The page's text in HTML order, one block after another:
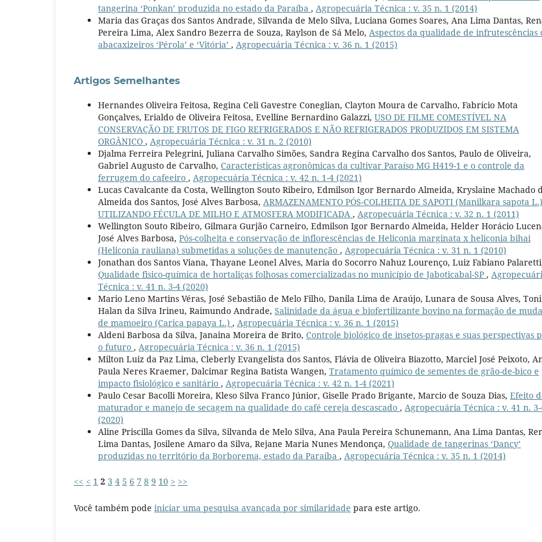
tangerina ‘Ponkan’ produzida no estado da Paraíba , Agropecuária Técnica : v. 35 n. 1 (2014)
Maria das Graças dos Santos Andrade, Silvanda de Melo Silva, Luciana Gomes Soares, Ana Lima Dantas,
Pereira Lima, Alex Sandro Bezerra de Souza, Raylson de Sá Melo, Aspectos da qualidade de infrutescências
abacaxizeiros ‘Pérola’ e ‘Vitória’ , Agropecuária Técnica : v. 36 n. 1 (2015)
Artigos Semelhantes
Hernandes Oliveira Feitosa, Regina Celi Gavestre Coneglian, Clayton Moura de Carvalho, Fabrício Mota
Gonçalves, Erialdo de Oliveira Feitosa, Evelline Bernardino Galazzi, USO DE FILME COMESTÍVEL NA
CONSERVAÇÃO DE FRUTOS DE FIGO REFRIGERADOS E NÃO REFRIGERADOS PRODUZIDOS EM SISTEMA
ORGÂNICO , Agropecuária Técnica : v. 31 n. 2 (2010)
Djalma Ferreira Pelegrini, Juliana Carvalho Simões, Sandra Regina Carvalho dos Santos, Paulo de Oliveira,
Gabriel Augusto de Carvalho, Características agronômicas da cultivar Paraíso MG H419-1 e o controle da
ferrugem do cafeeiro , Agropecuária Técnica : v. 42 n. 1-4 (2021)
Lucas Cavalcante da Costa, Wellington Souto Ribeiro, Edmilson Igor Bernardo Almeida, Kryslaine Machado
Almeida dos Santos, José Alves Barbosa, ARMAZENAMENTO PÓS-COLHEITA DE SAPOTI (Manilkara sapota L.)
UTILIZANDO FÉCULA DE MILHO E ATMOSFERA MODIFICADA , Agropecuária Técnica : v. 32 n. 1 (2011)
Wellington Souto Ribeiro, Gilmara Gurjão Carneiro, Edmilson Igor Bernardo Almeida, Helder Horácio
José Alves Barbosa, Pós-colheita e conservação de inflorescências de Heliconia marginata x heliconia bihai
(Heliconia rauliana) submetidas a soluções de manutenção , Agropecuária Técnica : v. 31 n. 1 (2010)
Jonathan dos Santos Viana, Thayane Leonel Alves, Maria do Socorro Nahuz Lourenço, Luiz Fabiano
Qualidade fisico-química de hortaliças folhosas comercializadas no município de Jaboticabal-SP ,
Técnica : v. 41 n. 3-4 (2020)
Mario Leno Martins Véras, José Sebastião de Melo Filho, Danila Lima de Araújo, Lunara de Sousa Alves, Toni
Halan da Silva Irineu, Raimundo Andrade, Salinidade da água e biofertilizante bovino na formação de
de mamoeiro (Carica papaya L.) , Agropecuária Técnica : v. 36 n. 1 (2015)
Aldeni Barbosa da Silva, Janaina Moreira de Brito, Controle biológico de insetos-pragas e suas perspectivas
o futuro , Agropecuária Técnica : v. 36 n. 1 (2015)
Milton Luiz da Paz Lima, Cleberly Evangelista dos Santos, Flávia de Oliveira Biazotto, Marciel José Peixoto,
Paula Neres Kraemer, Dalcimar Regina Batista Wangen, Tratamento químico de sementes de grão-de-bico e
impacto fisiológico e sanitário , Agropecuária Técnica : v. 42 n. 1-4 (2021)
Paulo Cesar Bacolli Moreira, Kleso Silva Franco Júnior, Giselle Prado Brigante, Marcio de Souza Dias, Efeito
maturador e manejo de secagem na qualidade do café cereja descascado , Agropecuária Técnica : v. 41 n.
(2020)
Aline Priscilla Gomes da Silva, Silvanda de Melo Silva, Ana Paula Pereira Schunemann, Ana Lima Dantas,
Lima Dantas, Josilene Amaro da Silva, Rejane Maria Nunes Mendonça, Qualidade de tangerinas ‘Dancy’
produzidas no território da Borborema, estado da Paraíba , Agropecuária Técnica : v. 35 n. 1 (2014)
<< < 1 2 3 4 5 6 7 8 9 10 > >>
Você também pode iniciar uma pesquisa avançada por similaridade para este artigo.